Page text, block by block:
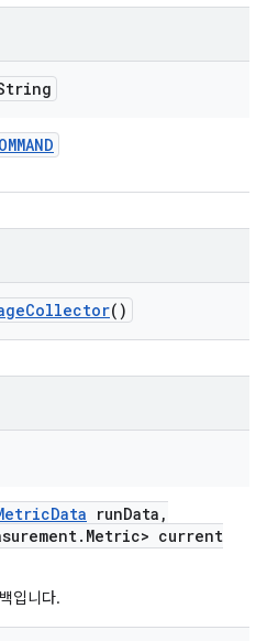
Collector()
Data runData ,
. Metric> current
입니다.